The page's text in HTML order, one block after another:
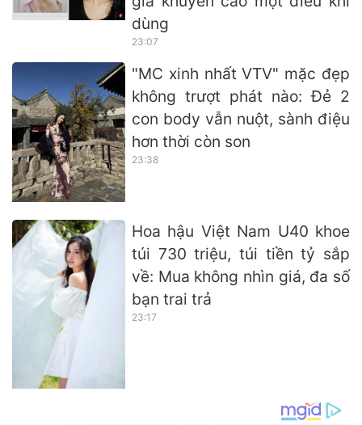
dùng
23:07
"MC xinh nhất VTV" mặc đẹp
không trượt phát nào: Đẻ 2
con body vẫn nuột, sành điệu
hơn thời còn son
23:38
Hoa hậu Việt Nam U40 khoe
túi 730 triệu, túi tiền tỷ sắp
về: Mua không nhìn giá, đa số
bạn trai trả
23:17